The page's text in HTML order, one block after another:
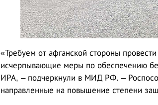
«Требуем от афганской стороны
исчерпывающие меры по обеспечению
ИРА, – подчеркнули в МИД РФ. –
направленные на повышение степени